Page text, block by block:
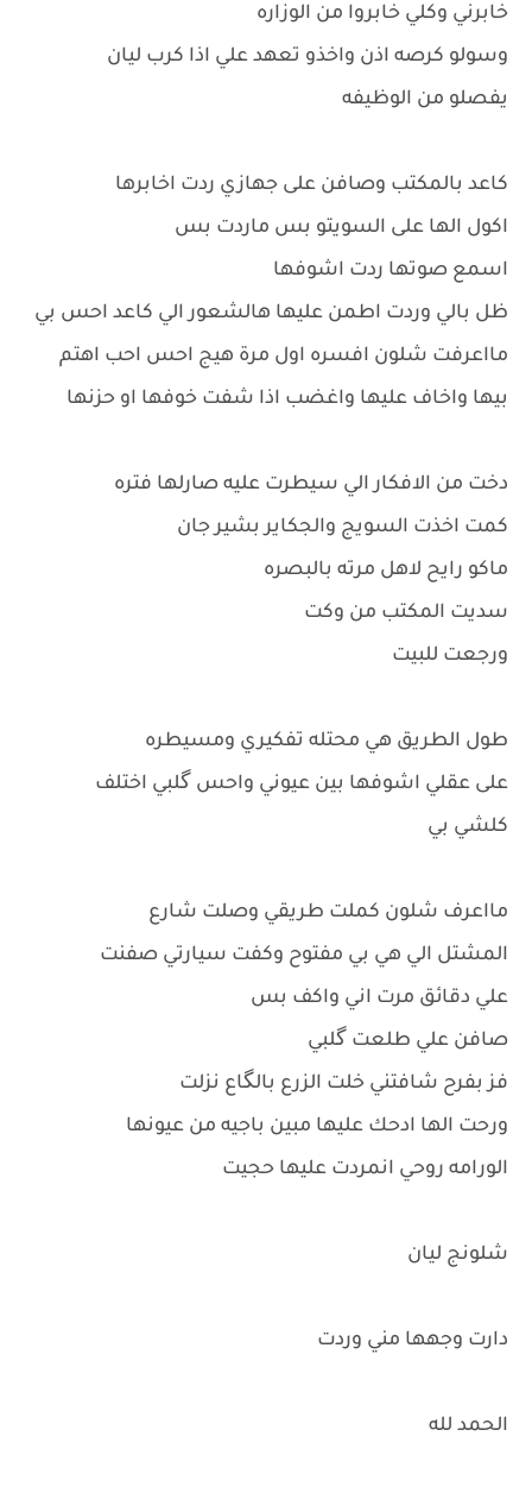
خابرني وكلي خابروا من الوزاره
وسولو كرصه اذن واخذو تعهد علي اذا كرب ليان
يفصلو من الوظيفه
كاعد بالمكتب وصافن على جهازي ردت اخابرها
اكول الها على السويتو بس ماردت بس
اسمع صوتها ردت اشوفها
ظل بالي وردت اطمن عليها هالشعور الي كاعد احس بي
مااعرفت شلون افسره اول مرة هيج احس احب اهتم
بيها واخاف عليها واغضب اذا شفت خوفها او حزنها
دخت من الافكار الي سيطرت عليه صارلها فتره
كمت اخذت السويج والجكاير بشير جان
ماكو رايح لاهل مرته بالبصره
سديت المكتب من وكت
ورجعت للبيت
طول الطريق هي محتله تفكيري ومسيطره
على عقلي اشوفها بين عيوني واحس گلبي اختلف
كلشي بي
مااعرف شلون كملت طريقي وصلت شارع
المشتل الي هي بي مفتوح وكفت سيارتي صفنت
علي دقائق مرت اني واكف بس
صافن علي طلعت گلبي
فز بفرح شافتني خلت الزرع بالگاع نزلت
ورحت الها ادحك عليها مبين باجيه من عيونها
الورامه روحي انمردت عليها حجيت
شلونج ليان
دارت وجهها مني وردت
الحمد لله